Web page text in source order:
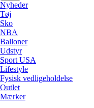
Nyheder
Tøj
Sko
NBA
Balloner
Udstyr
Sport USA
Lifestyle
Fysisk vedligeholdelse
Outlet
Mærker